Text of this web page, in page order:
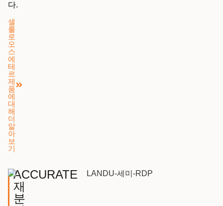
다.
셀
룰
로
오
스
에
테
르
제
품
에
대
해
더
알
아
보
기
ACCURATE
재
분